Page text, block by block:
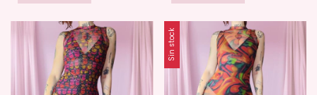
Sin stock